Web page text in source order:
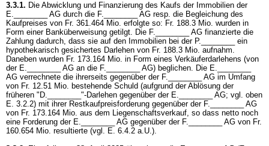
3.3.1. Die Abwicklung und Finanzierung des Kaufs der Immobilien der
E.________ AG durch die F.________ AG resp. die Begleichung des
Kaufpreises von Fr. 361.464 Mio. erfolgte so: Fr. 188.3 Mio. wurden in
Form einer Banküberweisung getilgt. Die F.________ AG finanzierte die
Zahlung dadurch, dass sie auf den Immobilien bei der P.________ ein
hypothekarisch gesichertes Darlehen von Fr. 188.3 Mio. aufnahm.
Daneben wurden Fr. 173.164 Mio. in Form eines Verkäuferdarlehens (von
der E.________ AG an die F.________ AG) beglichen. Die E.________
AG verrechnete die ihrerseits gegenüber der F.________ AG im Umfang
von Fr. 12.51 Mio. bestehende Schuld (aufgrund der Ablösung der
früheren "D.________"-Darlehen gegenüber der E.________ AG; vgl. oben
E. 3.2.2) mit ihrer Restkaufpreisforderung gegenüber der F.________ AG
von Fr. 173.164 Mio. aus dem Liegenschaftsverkauf, so dass netto noch
eine Forderung der E.________ AG gegenüber der F.________ AG von Fr.
160.654 Mio. resultierte (vgl. E. 6.4.2 a.U.).